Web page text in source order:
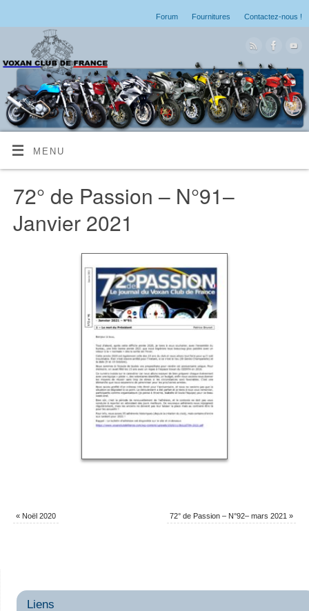
Forum Fournitures Contactez-nous !
MENU
72° de Passion – N°91–
Janvier 2021
«Noël 2020 72° de Passion – N°92– mars 2021»
Liens